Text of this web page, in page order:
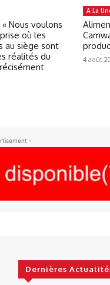
Nous voulons
où les
au siège sont
réalités du
A La
4 août
-
Dernières